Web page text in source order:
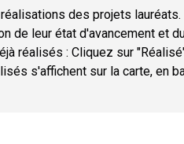
des projets lauréats.
de leur état d'avancement et
réalisés : Cliquez sur
s'affichent sur la carte, en